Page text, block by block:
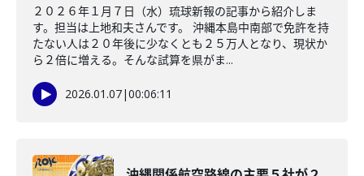
２０２６年１月７日（水）琉球新報の記事から紹介しま
す。担当は上地和夫さんです。 沖縄本島中南部で免許を持
たない人は２０年後に少なくとも２５万人となり、現状か
ら２倍に増える。そんな試算を県がま...
2026.01.07|00:06:11